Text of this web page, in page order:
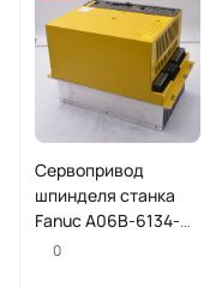
Сервопривод
шпинделя станка
Fanuc A06B-6134-
H202#A
0